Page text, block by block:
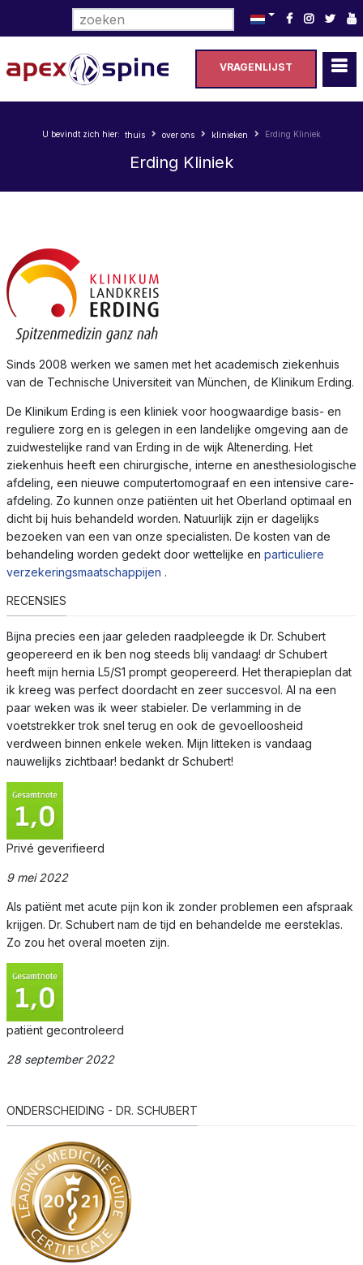
Selecteer de taal
VRAGENLIJST
U bevindt zich hier: thuis over ons klinieken Erding Kliniek
Erding Kliniek
Sinds 2008 werken we samen met het academisch ziekenhuis
van de Technische Universiteit van München, de Klinikum Erding.
De Klinikum Erding is een kliniek voor hoogwaardige basis- en
reguliere zorg en is gelegen in een landelijke omgeving aan de
zuidwestelijke rand van Erding in de wijk Altenerding. Het
ziekenhuis heeft een chirurgische, interne en anesthesiologische
afdeling, een nieuwe computertomograaf en een intensive care-
afdeling. Zo kunnen onze patiënten uit het Oberland optimaal en
dicht bij huis behandeld worden. Natuurlijk zijn er dagelijks
bezoeken van een van onze specialisten. De kosten van de
behandeling worden gedekt door wettelijke en particuliere
verzekeringsmaatschappijen .
RECENSIES
Bijna precies een jaar geleden raadpleegde ik Dr. Schubert
geopereerd en ik ben nog steeds blij vandaag! dr Schubert
heeft mijn hernia L5/S1 prompt geopereerd. Het therapieplan dat
ik kreeg was perfect doordacht en zeer succesvol. Al na een
paar weken was ik weer stabieler. De verlamming in de
voetstrekker trok snel terug en ook de gevoelloosheid
verdween binnen enkele weken. Mijn litteken is vandaag
nauwelijks zichtbaar! bedankt dr Schubert!
Privé geverifieerd
9 mei 2022
Als patiënt met acute pijn kon ik zonder problemen een afspraak
krijgen. Dr. Schubert nam de tijd en behandelde me eersteklas.
Zo zou het overal moeten zijn.
patiënt gecontroleerd
28 september 2022
ONDERSCHEIDING - DR. SCHUBERT